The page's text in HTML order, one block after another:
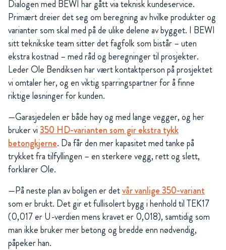
Dialogen med BEWI har gått via teknisk kundeservice.
Primært dreier det seg om beregning av hvilke produkter og
varianter som skal med på de ulike delene av bygget. I BEWI
sitt teknikske team sitter det fagfolk som bistår – uten
ekstra kostnad – med råd og beregninger til prosjekter.
Leder Ole Bendiksen har vært kontaktperson på prosjektet
vi omtaler her, og en viktig sparringspartner for å finne
riktige løsninger for kunden.
—Garasjedelen er både høy og med lange vegger, og her
bruker vi350 HD-varianten som gir ekstra tykk
betongkjerne. Da får den mer kapasitet med tanke på
trykket fra tilfyllingen – en sterkere vegg, rett og slett,
forklarer Ole.
—På neste plan av boligen er detvår vanlige 350-variant
som er brukt. Det gir et fullisolert bygg i henhold til TEK17
(0,017 er U-verdien mens kravet er 0,018), samtidig som
man ikke bruker mer betong og bredde enn nødvendig,
påpeker han.